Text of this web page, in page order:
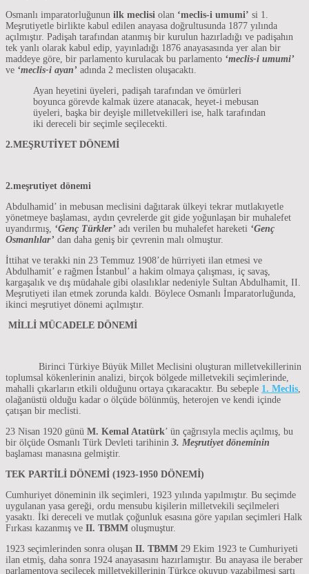
Osmanlı imparatorluğunun ilk meclisi olan ‘meclis-i umumi’ si 1.
Meşrutiyetle birlikte kabul edilen anayasa doğrultusunda 1877 yılında
açılmıştır. Padişah tarafından atanmış bir kurulun hazırladığı ve padişahın
tek yanlı olarak kabul edip, yayınladığı 1876 anayasasında yer alan bir
maddeye göre, bir parlamento kurulacak bu parlamento ‘meclis-i umumi’
ve ‘meclis-i ayan’ adında 2 meclisten oluşacaktı.
Ayan heyetini üyeleri, padişah tarafından ve ömürleri
boyunca görevde kalmak üzere atanacak, heyet-i mebusan
üyeleri, başka bir deyişle milletvekilleri ise, halk tarafından
iki dereceli bir seçimle seçilecekti.
2.MEŞRUTİYET DÖNEMİ
2.meşrutiyet dönemi
Abdulhamid’ in mebusan meclisini dağıtarak ülkeyi tekrar mutlakıyetle
yönetmeye başlaması, aydın çevrelerde git gide yoğunlaşan bir muhalefet
uyandırmış, ‘Genç Türkler’ adı verilen bu muhalefet hareketi ‘Genç
Osmanlılar’ dan daha geniş bir çevrenin malı olmuştur.
İttihat ve terakki nin 23 Temmuz 1908’de hürriyeti ilan etmesi ve
Abdulhamit’ e rağmen İstanbul’ a hakim olmaya çalışması, iç savaş,
kargaşalık ve dış müdahale gibi olasılıklar nedeniyle Sultan Abdulhamit, II.
Meşrutiyeti ilan etmek zorunda kaldı. Böylece Osmanlı İmparatorluğunda,
ikinci meşrutiyet dönemi açılmıştır.
MİLLİ MÜCADELE DÖNEMİ
Birinci Türkiye Büyük Millet Meclisini oluşturan milletvekillerinin
toplumsal kökenlerinin analizi, birçok bölgede milletvekili seçimlerinde,
mahalli çıkarların etkili olduğunu ortaya çıkaracaktır. Bu sebeple 1. Meclis
olağanüstü olduğu kadar o ölçüde bölünmüş, heterojen ve kendi içinde
çatışan bir meclisti.
23 Nisan 1920 günü M. Kemal Atatürk’ ün çağrısıyla meclis açılmış, bu
bir ölçüde Osmanlı Türk Devleti tarihinin 3. Meşrutiyet döneminin
başlaması manasına gelmiştir.
TEK PARTİLİ DÖNEMİ (1923-1950 DÖNEMİ)
Cumhuriyet döneminin ilk seçimleri, 1923 yılında yapılmıştır. Bu seçimde
uygulanan yasa gereği, ordu mensubu kişilerin milletvekili seçilmeleri
yasaktı. İki dereceli ve mutlak çoğunluk esasına göre yapılan seçimleri Halk
Fırkası kazanmış ve II. TBMM oluşmuştur.
1923 seçimlerinden sonra oluşan II. TBMM 29 Ekim 1923 te Cumhuriyeti
ilan etmiş, daha sonra 1924 anayasasını hazırlamıştır. Bu anayasa ile beraber
parlamentoya seçilecek milletvekillerinin Türkçe okuyup yazabilmesi şartı